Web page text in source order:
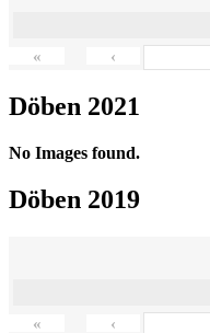
« ‹
Döben 2021
No Images found.
Döben 2019
« ‹